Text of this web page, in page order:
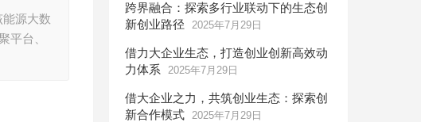
源大数
平台、
跨界融合：探索多行业联动下的生态创
新创业路径
2025年7月29日
借力大企业生态，打造创业创新高效动
力体系
2025年7月29日
借大企业之力，共筑创业生态：探索创
新合作模式 2025年7月29日